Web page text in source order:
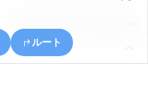
ルート